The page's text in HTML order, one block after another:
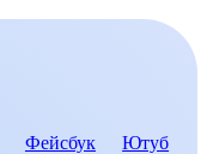
Фейсбук Ютуб